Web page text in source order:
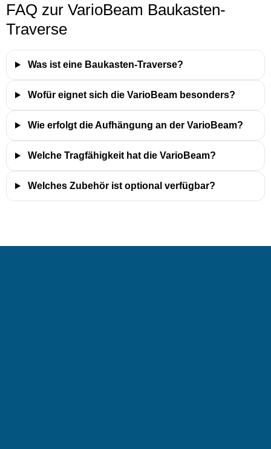
FAQ zur VarioBeam Baukasten-
Traverse
Was ist eine Baukasten-Traverse?
Wofür eignet sich die VarioBeam besonders?
Wie erfolgt die Aufhängung an der VarioBeam?
Welche Tragfähigkeit hat die VarioBeam?
Welches Zubehör ist optional verfügbar?